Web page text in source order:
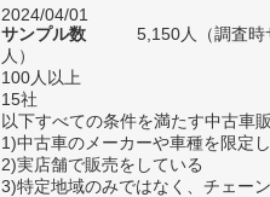
2024/04/01
サンプル数
5,150人（調査
人）
100人以上
15社
以下すべての条件を満たす中古
1)中古車のメーカーや車種を限定
2)実店舗で販売をしている
3)特定地域のみではなく、チェー